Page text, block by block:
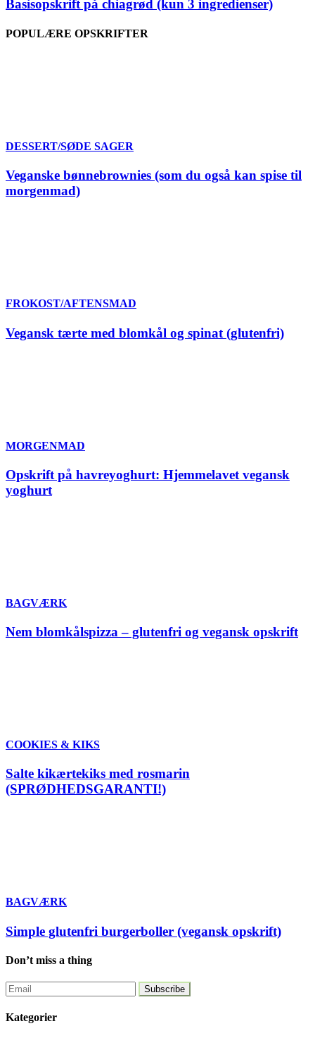
Basisopskrift på chiagrød (kun 3 ingredienser)
POPULÆRE OPSKRIFTER
DESSERT/SØDE SAGER
Veganske bønnebrownies (som du også kan spise til
morgenmad)
FROKOST/AFTENSMAD
Vegansk tærte med blomkål og spinat (glutenfri)
MORGENMAD
Opskrift på havreyoghurt: Hjemmelavet vegansk
yoghurt
BAGVÆRK
Nem blomkålspizza – glutenfri og vegansk opskrift
COOKIES & KIKS
Salte kikærtekiks med rosmarin
(SPRØDHEDSGARANTI!)
BAGVÆRK
Simple glutenfri burgerboller (vegansk opskrift)
Don’t miss a thing
Kategorier